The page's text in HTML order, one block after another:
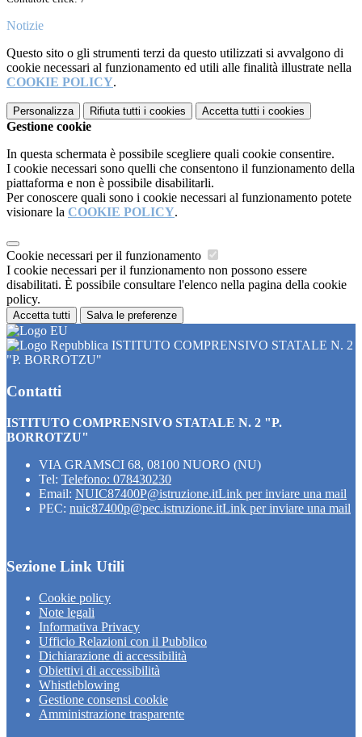
Notizie
Questo sito o gli strumenti terzi da questo utilizzati si avvalgono di
cookie necessari al funzionamento ed utili alle finalità illustrate nella
COOKIE POLICY.
Personalizza Rifiuta tutti i cookies Accetta tutti i cookies
Gestione cookie
In questa schermata è possibile scegliere quali cookie consentire.
I cookie necessari sono quelli che consentono il funzionamento della
piattaforma e non è possibile disabilitarli.
Per conoscere quali sono i cookie necessari al funzionamento potete
visionare la COOKIE POLICY.
Cookie necessari per il funzionamento
I cookie necessari per il funzionamento non possono essere
disabilitati. È possibile consultare l'elenco nella pagina della cookie
policy.
Accetta tutti Salva le preferenze
ISTITUTO COMPRENSIVO STATALE N. 2
"P. BORROTZU"
Contatti
ISTITUTO COMPRENSIVO STATALE N. 2 "P.
BORROTZU"
VIA GRAMSCI 68, 08100 NUORO (NU)
Tel: Telefono: 078430230
Email: NUIC87400P@istruzione.itLink per inviare una mail
PEC: nuic87400p@pec.istruzione.itLink per inviare una mail
Sezione Link Utili
Cookie policy
Note legali
Informativa Privacy
Ufficio Relazioni con il Pubblico
Dichiarazione di accessibilità
Obiettivi di accessibilità
Whistleblowing
Gestione consensi cookie
Amministrazione trasparente